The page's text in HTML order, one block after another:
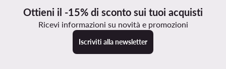
Ottieni il -15% di sconto sui tuoi acquisti
Ricevi informazioni su novità e promozioni
Iscriviti alla newsletter